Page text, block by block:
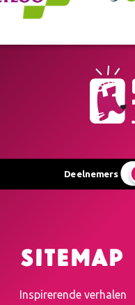
Deelnemers
Sitemap
Inspirerende verhalen